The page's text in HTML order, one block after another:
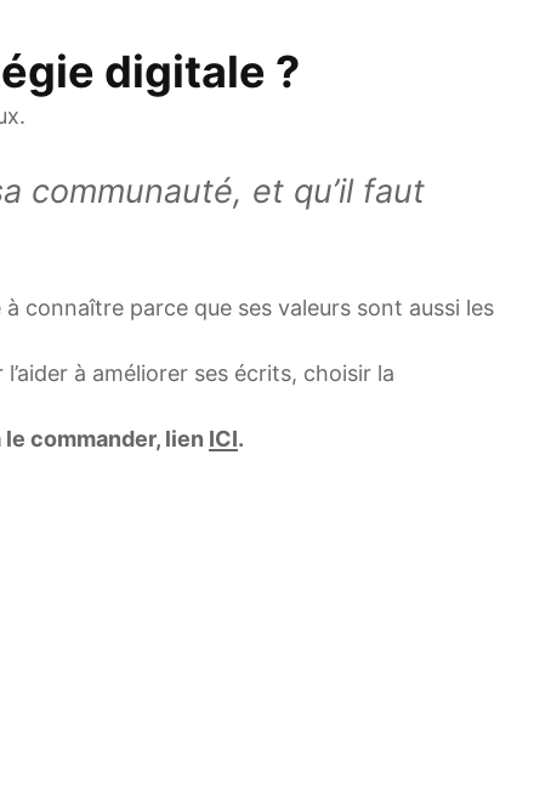
digitale ?
communauté, et qu’il faut
connaître parce que ses valeurs sont aussi les
à améliorer ses écrits, choisir la
commander, lien ICI.